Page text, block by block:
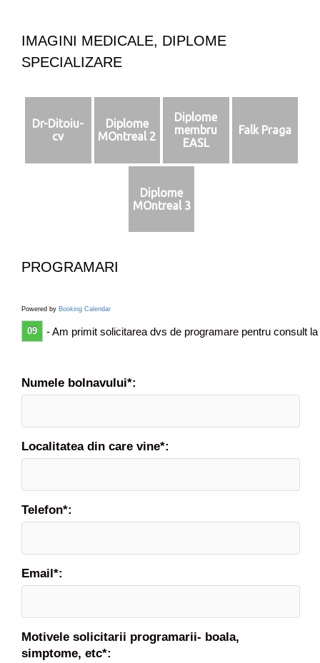
u
u
d
p
a
n
e
a
o
a
e
f
c
a
t
e
IMAGINI MEDICALE, DIPLOME
SPECIALIZARE
Dr-Ditoiu-
cv
Diplome
MOntreal 2
Diplome
membru
EASL
Falk Praga
Diplome
MOntreal 3
PROGRAMARI
Powered by Booking Calendar
09 - Am primit solicitarea dvs de programare pentru consult
Numele bolnavului*:
Localitatea din care vine*:
Telefon*:
Email*:
Motivele solicitarii programarii- boala,
simptome, etc*: